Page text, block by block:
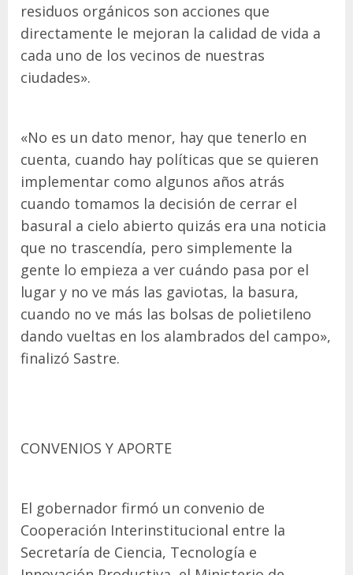
residuos orgánicos son acciones que
directamente le mejoran la calidad de vida a
cada uno de los vecinos de nuestras
ciudades».
«No es un dato menor, hay que tenerlo en
cuenta, cuando hay políticas que se quieren
implementar como algunos años atrás
cuando tomamos la decisión de cerrar el
basural a cielo abierto quizás era una noticia
que no trascendía, pero simplemente la
gente lo empieza a ver cuándo pasa por el
lugar y no ve más las gaviotas, la basura,
cuando no ve más las bolsas de polietileno
dando vueltas en los alambrados del campo»,
finalizó Sastre.
CONVENIOS Y APORTE
El gobernador firmó un convenio de
Cooperación Interinstitucional entre la
Secretaría de Ciencia, Tecnología e